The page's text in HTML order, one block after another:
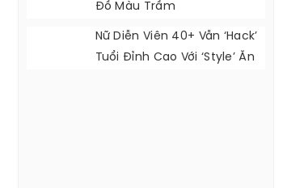
Đồ Màu Trầm
Nữ Diễn Viên 40+ Vẫn ‘hack’
Tuổi Đỉnh Cao Với ‘style’ Ăn